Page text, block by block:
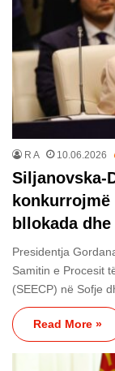
R A 10.06.2026
Siljanovska-
bllokada
Presidentja
Samitin e Procesit
(SEECP) në Sofje
Read More »